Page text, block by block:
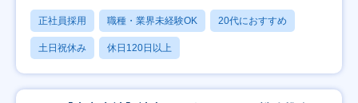
正社員採用 職種・業界未経験OK 20代におすすめ
土日祝休み 休日120日以上